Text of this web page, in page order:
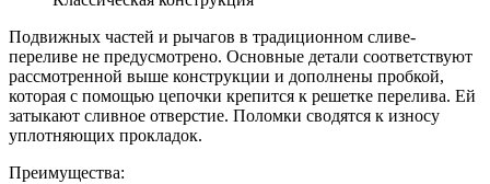
Подвижных частей и рычагов в традиционном сливе-
переливе не предусмотрено. Основные детали соответствуют
рассмотренной выше конструкции и дополнены пробкой,
которая с помощью цепочки крепится к решетке перелива. Ей
затыкают сливное отверстие. Поломки сводятся к износу
уплотняющих прокладок.
Преимущества: